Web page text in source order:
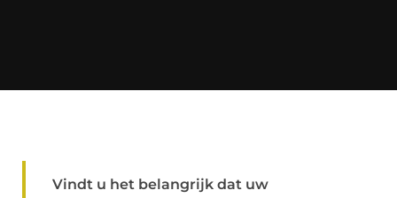
Vindt u het belangrijk dat uw